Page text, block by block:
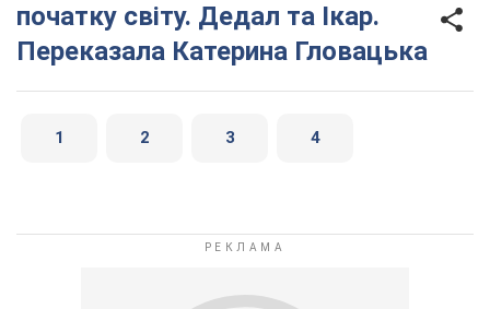
початку світу. Дедал та Ікар.
Переказала Катерина Гловацька
1 2 3 4